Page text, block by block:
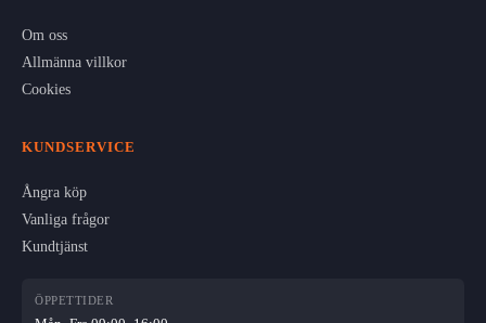
Om oss
Allmänna villkor
Cookies
KUNDSERVICE
Ångra köp
Vanliga frågor
Kundtjänst
ÖPPETTIDER